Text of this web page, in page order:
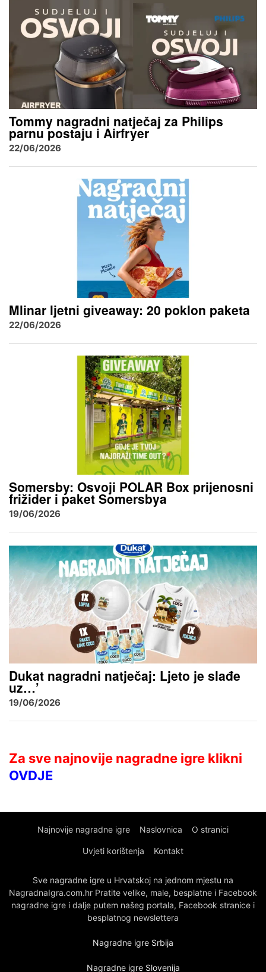
Tommy nagradni natječaj za Philips
parnu postaju i Airfryer
22/06/2026
Mlinar ljetni giveaway: 20 poklon paketa
22/06/2026
Somersby: Osvoji POLAR Box prijenosni
frižider i paket Somersbya
19/06/2026
Dukat nagradni natječaj: Ljeto je slađe
uz…’
19/06/2026
Za sve najnovije nagradne igre klikni
OVDJE
Najnovije nagradne igre Naslovnica O stranici
Uvjeti korištenja Kontakt
Sve nagradne igre u Hrvatskoj na jednom mjestu na
NagradnaIgra.com.hr Pratite velike, male, besplatne i Facebook
nagradne igre i dalje putem našeg portala, Facebook stranice i
besplatnog newslettera
Nagradne igre Srbija
Nagradne igre Slovenija